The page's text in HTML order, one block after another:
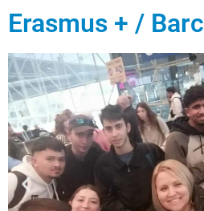
Erasmus + /